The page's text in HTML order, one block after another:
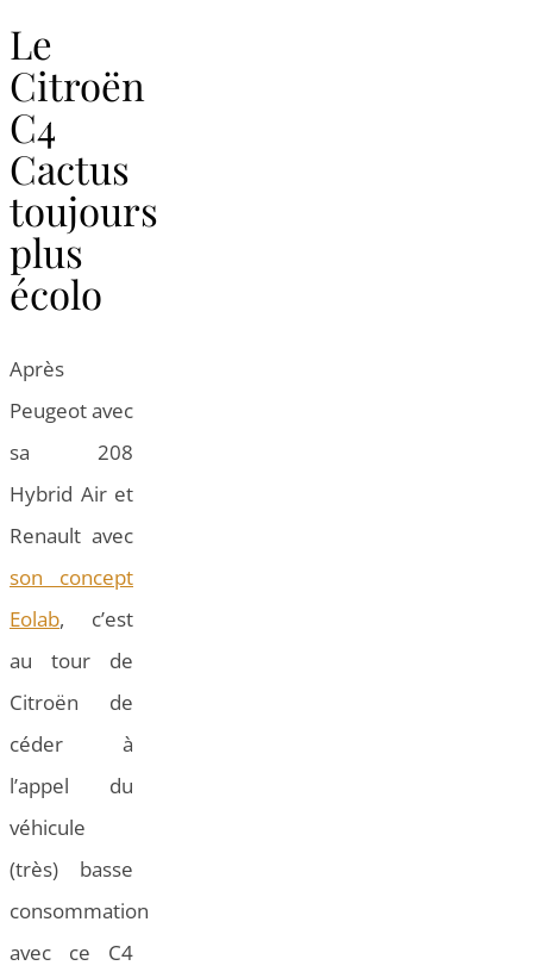
Le
Citroën
C4
Cactus
toujours
plus
écolo
Après
Peugeot avec
sa 208
Hybrid Air et
Renault avec
son concept
Eolab, c’est
au tour de
Citroën de
céder à
l’appel du
véhicule
(très) basse
consommation
avec ce C4